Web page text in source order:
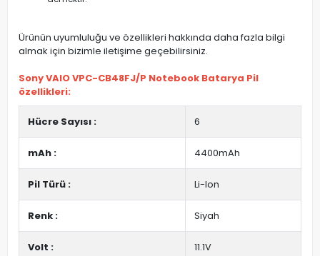
Ürünün uyumluluğu ve özellikleri hakkında daha fazla bilgi
almak için bizimle iletişime geçebilirsiniz.
Sony VAIO VPC-CB48FJ/P Notebook Batarya Pil
özellikleri:
Hücre Sayısı : 6
mAh : 4400mAh
Pil Türü : Li-Ion
Renk : Siyah
Volt : 11.1V